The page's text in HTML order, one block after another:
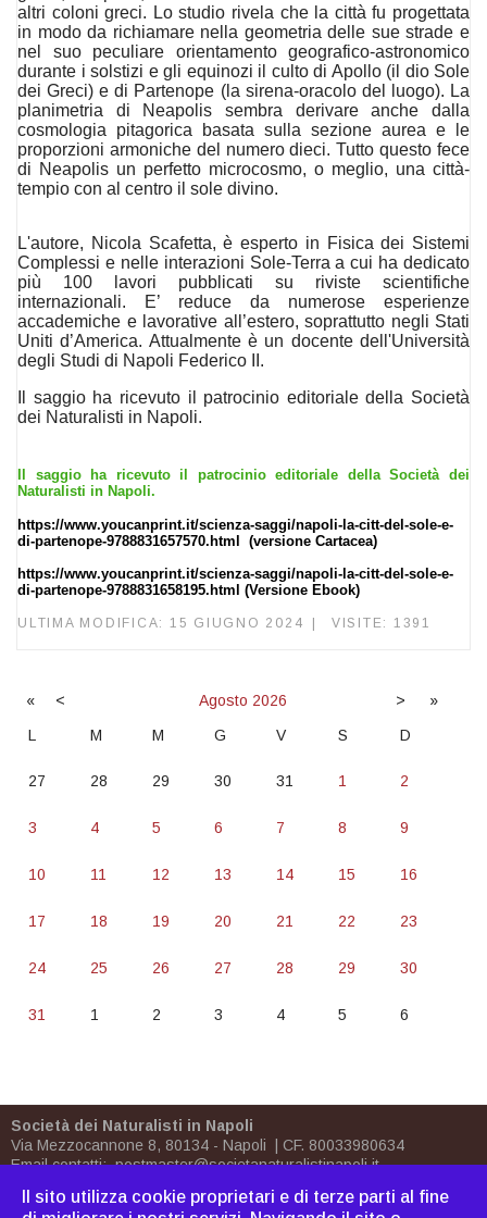
altri coloni greci. Lo studio rivela che la città fu progettata
in modo da richiamare nella geometria delle sue strade e
nel suo peculiare orientamento geografico-astronomico
durante i solstizi e gli equinozi il culto di Apollo (il dio Sole
dei Greci) e di Partenope (la sirena-oracolo del luogo). La
planimetria di Neapolis sembra derivare anche dalla
cosmologia pitagorica basata sulla sezione aurea e le
proporzioni armoniche del numero dieci. Tutto questo fece
di Neapolis un perfetto microcosmo, o meglio, una città-
tempio con al centro il sole divino.
L'autore, Nicola Scafetta, è esperto in Fisica dei Sistemi
Complessi e nelle interazioni Sole-Terra a cui ha dedicato
più 100 lavori pubblicati su riviste scientifiche
internazionali. E’ reduce da numerose esperienze
accademiche e lavorative all’estero, soprattutto negli Stati
Uniti d’America. Attualmente è un docente dell'Università
degli Studi di Napoli Federico II.
Il saggio ha ricevuto il patrocinio editoriale della Società
dei Naturalisti in Napoli.
Il saggio ha ricevuto il patrocinio editoriale della Società dei
Naturalisti in Napoli.
https://www.youcanprint.it/scienza-saggi/napoli-la-citt-del-sole-e-
di-partenope-9788831657570.html (versione Cartacea)
https://www.youcanprint.it/scienza-saggi/napoli-la-citt-del-sole-e-
di-partenope-9788831658195.html (Versione Ebook)
ULTIMA MODIFICA: 15 GIUGNO 2024 VISITE: 1391
« < Agosto 2026 >
»
L
M M G V S D
27 28 29 30 31 1 2
3 4 5 6 7 8 9
10 11 12 13 14 15 16
17 18 19 20 21 22 23
24 25 26 27 28 29 30
31 1 2 3 4 5 6
Società dei Naturalisti in Napoli
Via Mezzocannone 8, 80134 - Napoli | CF. 80033980634
Email contatti:postmaster@societanaturalistinapoli.it
PEC
postmaster@pec.societanaturalistinapoli.it
Il sito utilizza cookie proprietari e di terze parti al fine